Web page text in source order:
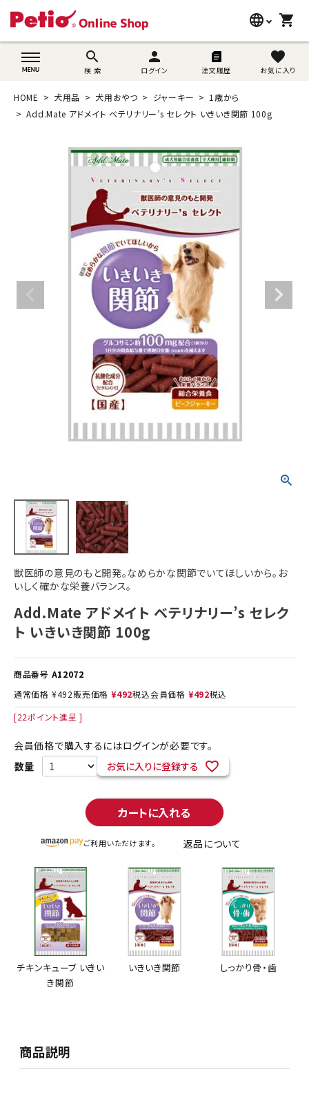
language
wovn-lang-name
shopping_cart
search
検 索
person
ログイン 注文履歴
favorite
お気に入り
search
猫用品
うさぎ用品
ブランド別に探す
目的別に探す
ご利用案内
person 新規会員登録
HOME 犬用品 犬用おやつ ジャーキー
1歳から
Add.Mate アドメイト ベテリナリー’s セレクト いきいき関節 100g
獣医師の意見のもと開発。なめらかな関節でいてほしいから。お
いしく確かな栄養バランス。
Add.Mate アドメイト ベテリナリー’s セレク
ト いきいき関節 100g
商品番号 A12072
通常価格 ¥492販売価格 ¥492税込会員価格 ¥492税込
[22ポイント進呈 ]
会員価格で購入するにはログインが必要です。
お気に入りに登録する
カートに入れる
ご利用いただけます。 返品について
チキンキューブ いきい
き関節
いきいき関節 しっかり骨・歯
商品説明